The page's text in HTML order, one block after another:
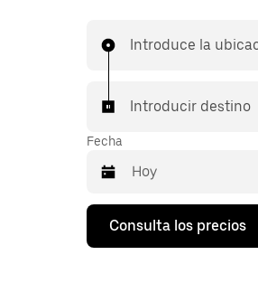
Introduce la
Introducir destino
Fecha
Pulsa
flecha
Consulta los precios